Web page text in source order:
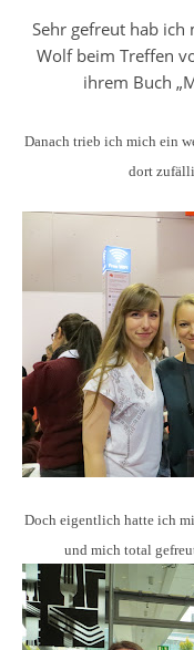
Sehr gefreut hab ich
Wolf beim Treffen
ihrem Buch
Danach trieb ich mich ein
dort
Doch eigentlich hatte ich
und mich total